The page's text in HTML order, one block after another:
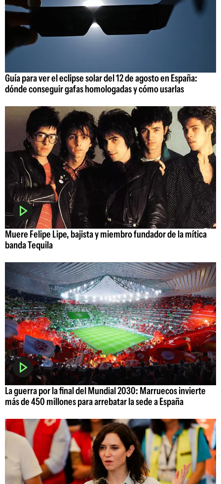
Guía para ver el eclipse solar del 12 de agosto en España:
dónde conseguir gafas homologadas y cómo usarlas
Muere Felipe Lipe, bajista y miembro fundador de la mítica
banda Tequila
La guerra por la final del Mundial 2030: Marruecos invierte
más de 450 millones para arrebatar la sede a España